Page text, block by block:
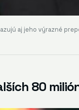
aj jeho výrazné
80